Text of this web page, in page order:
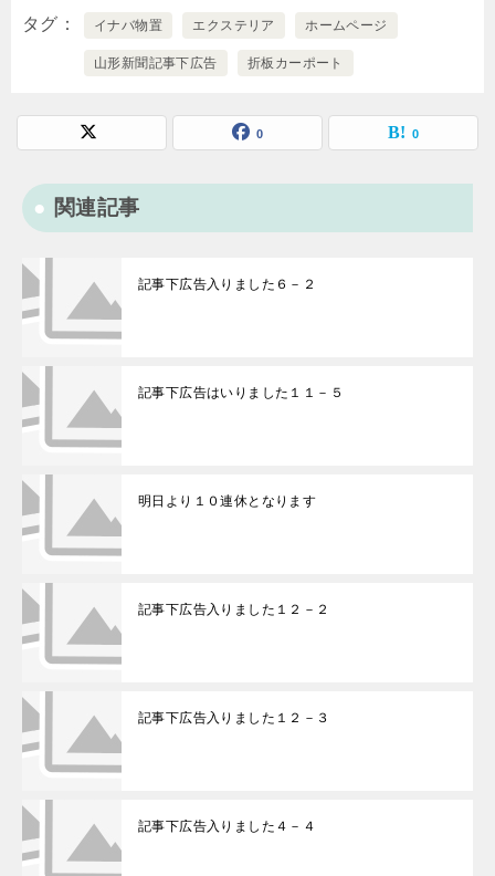
タグ イナバ物置 エクステリア ホームページ
山形新聞記事下広告 折板カーポート
0 0
関連記事
記事下広告入りました６－２
記事下広告はいりました１１－５
明日より１０連休となります
記事下広告入りました１２－２
記事下広告入りました１２－３
記事下広告入りました４－４